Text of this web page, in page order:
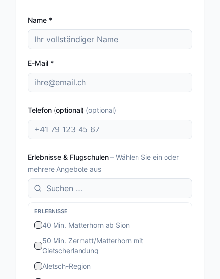
Name *
E-Mail *
Telefon (optional) (optional)
Erlebnisse & Flugschulen – Wählen Sie ein oder
mehrere Angebote aus
ERLEBNISSE
40 Min. Matterhorn ab Sion
50 Min. Zermatt/Matterhorn mit
Gletscherlandung
Aletsch-Region